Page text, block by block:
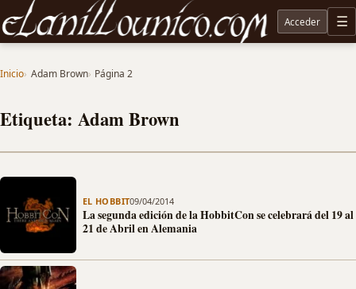
Noticias sobre Tolkien: El Señor de los Anillos, Los Anillos de Poder, La Caza de Gollum, la
Acceder
Inicio Adam Brown Página 2
Etiqueta: Adam Brown
EL HOBBIT09/04/2014
La segunda edición de la HobbitCon se celebrará del 19 al
21 de Abril en Alemania